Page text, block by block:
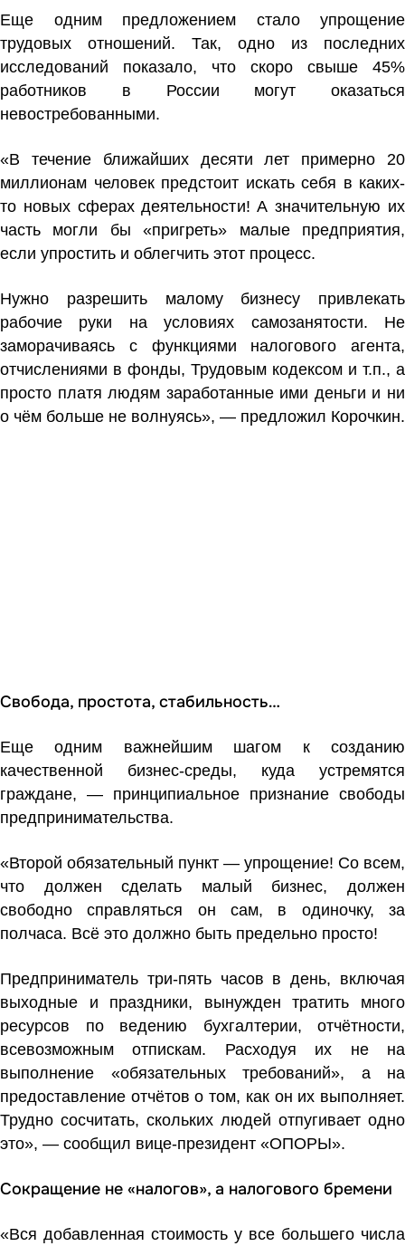
Еще одним предложением стало упрощение
трудовых отношений. Так, одно из последних
исследований показало, что скоро свыше 45%
работников в России могут оказаться
невостребованными.
«В течение ближайших десяти лет примерно 20
миллионам человек предстоит искать себя в каких-
то новых сферах деятельности! А значительную их
часть могли бы «пригреть» малые предприятия,
если упростить и облегчить этот процесс.
Нужно разрешить малому бизнесу привлекать
рабочие руки на условиях самозанятости. Не
заморачиваясь с функциями налогового агента,
отчислениями в фонды, Трудовым кодексом и т.п., а
просто платя людям заработанные ими деньги и ни
о чём больше не волнуясь», — предложил Корочкин.
Свобода, простота, стабильность…
Еще одним важнейшим шагом к созданию
качественной бизнес-среды, куда устремятся
граждане, — принципиальное признание свободы
предпринимательства.
«Второй обязательный пункт — упрощение! Со всем,
что должен сделать малый бизнес, должен
свободно справляться он сам, в одиночку, за
полчаса. Всё это должно быть предельно просто!
Предприниматель три-пять часов в день, включая
выходные и праздники, вынужден тратить много
ресурсов по ведению бухгалтерии, отчётности,
всевозможным отпискам. Расходуя их не на
выполнение «обязательных требований», а на
предоставление отчётов о том, как он их выполняет.
Трудно сосчитать, скольких людей отпугивает одно
это», — сообщил вице-президент «ОПОРЫ».
Сокращение не «налогов», а налогового бремени
«Вся добавленная стоимость у все большего числа